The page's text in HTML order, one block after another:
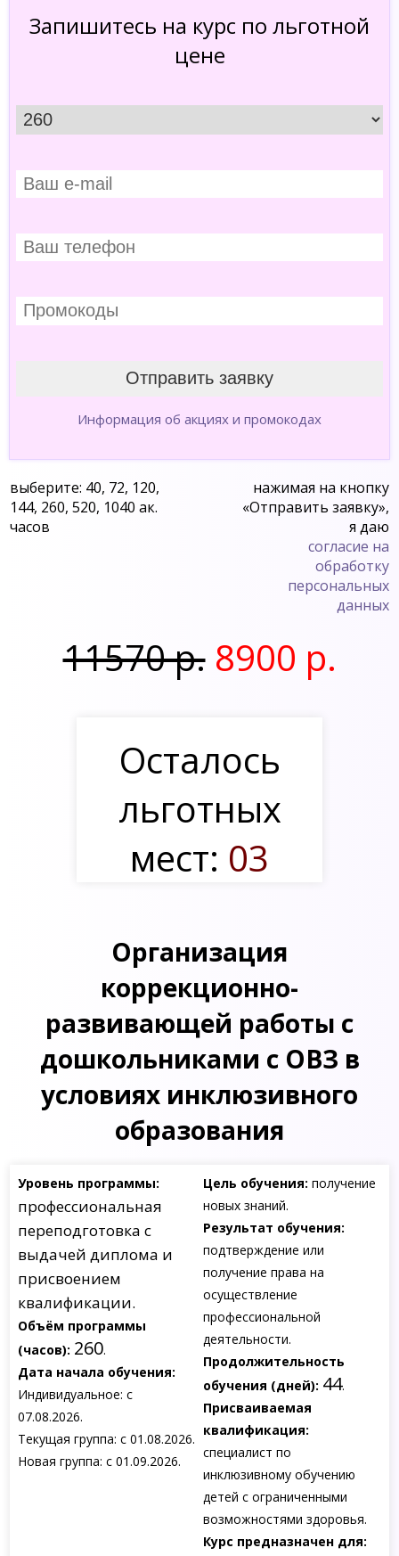
Запишитесь на курс по льготной
цене
Информация об акциях и промокодах
выберите: 40, 72, 120,
144, 260, 520, 1040 ак.
часов
нажимая на кнопку
«Отправить заявку»,
я даю
согласие на
обработку
персональных
данных
11570 р. 8900 р.
Осталось
льготных
мест: 03
Организация
коррекционно-
развивающей работы с
дошкольниками с ОВЗ в
условиях инклюзивного
образования
Уровень программы:
профессиональная
переподготовка с
выдачей диплома и
присвоением
квалификации.
Объём программы
(часов): 260.
Дата начала обучения:
Индивидуальное: с
07.08.2026.
Текущая группа: с 01.08.2026.
Новая группа: с 01.09.2026.
Цель обучения: получение
новых знаний.
Результат обучения:
подтверждение или
получение права на
осуществление
профессиональной
деятельности.
Продолжительность
обучения (дней): 44.
Присваиваемая
квалификация:
специалист по
инклюзивному обучению
детей с ограниченными
возможностями здоровья.
Курс предназначен для: